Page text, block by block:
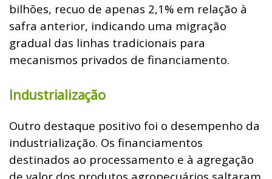
bilhões, recuo de apenas 2,1% em relação à
safra anterior, indicando uma migração
gradual das linhas tradicionais para
mecanismos privados de financiamento.
Industrialização
Outro destaque positivo foi o desempenho da
industrialização. Os financiamentos
destinados ao processamento e à agregação